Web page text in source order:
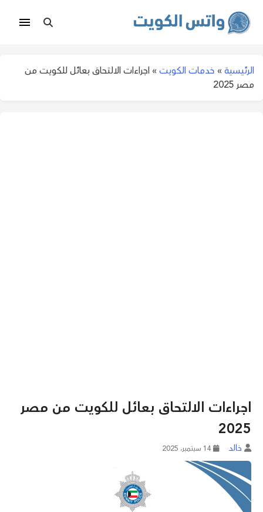
الرئيسية » خدمات الكويت » اجراءات الالتحاق بعائل للكويت من
مصر 2025
اجراءات الالتحاق بعائل للكويت من مصر
2025
خالد